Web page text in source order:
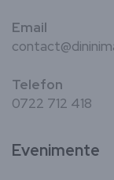
Email
Telefon
0722 712 418
Evenimente